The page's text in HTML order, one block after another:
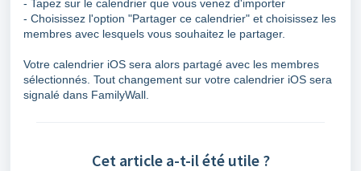
- Tapez sur le calendrier que vous venez d'importer
- Choisissez l'option "Partager ce calendrier" et choisissez les
membres avec lesquels vous souhaitez le partager.
Votre calendrier iOS sera alors partagé avec les membres
sélectionnés. Tout changement sur votre calendrier iOS sera
signalé dans FamilyWall.
Cet article a-t-il été utile ?